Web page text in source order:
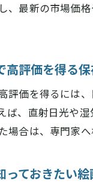
、最新の市場価
高評価を得る
評価を得るには
ば、直射日光や
場合は、専門家
っておきたい